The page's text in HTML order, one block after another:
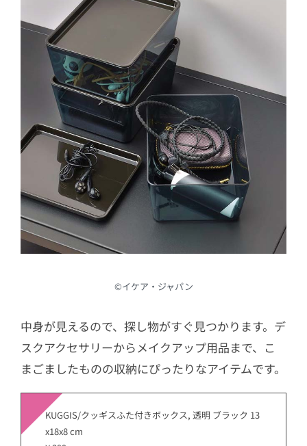
©︎イケア・ジャパン
中身が見えるので、探し物がすぐ見つかります。デ
スクアクセサリーからメイクアップ用品まで、こ
まごましたものの収納にぴったりなアイテムです。
KUGGIS/クッギスふた付きボックス, 透明 ブラック 13
x18x8 cm